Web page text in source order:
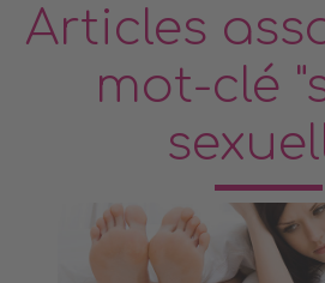
Articles
mot-clé